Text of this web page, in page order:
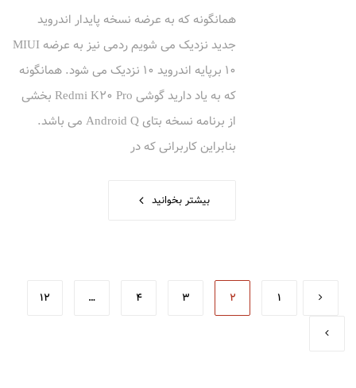
همانگونه که به عرضه نسخه پایدار اندروید
جدید نزدیک می شویم ردمی نیز به عرضه MIUI
10 برپایه اندروید 10 نزدیک می شود. همانگونه
که به یاد دارید گوشی Redmi K20 Pro بخشی
از برنامه نسخه بتای Android Q می باشد.
بنابراین کاربرانی که در
بیشتر بخوانید
1
2
3
4
…
12